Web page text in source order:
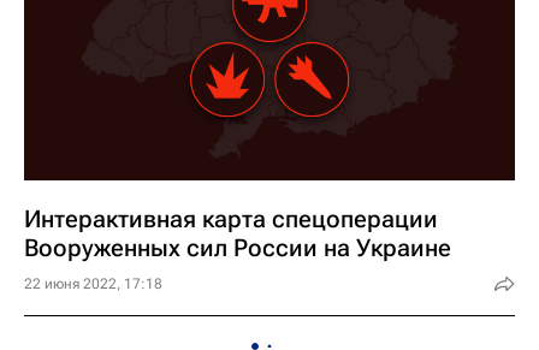
Интерактивная карта спецоперации
Вооруженных сил России на Украине
22 июня 2022, 17:18